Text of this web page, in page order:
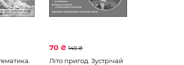
70 ₴ 140 ₴
Літо пригод. Зустрічай